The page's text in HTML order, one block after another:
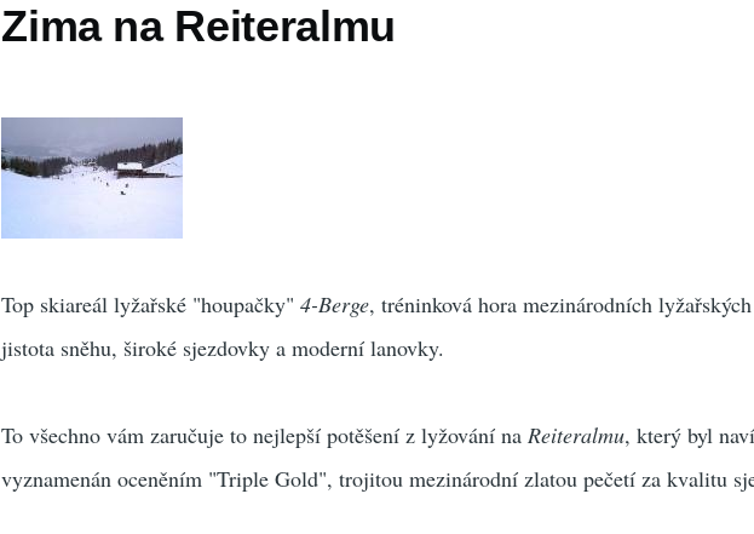
Zima na Reiteralmu
Top skiareál lyžařské "houpačky"4-Berge, tréninková hora mezinárodních
jistota sněhu, široké sjezdovky a moderní lanovky.
To všechno vám zaručuje to nejlepší potěšení z lyžování naReiteralmu, který byl
vyznamenán oceněním "Triple Gold", trojitou mezinárodní zlatou pečetí za kvalitu